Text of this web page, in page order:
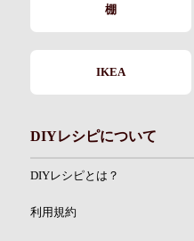
棚
IKEA
DIYレシピについて
DIYレシピとは？
利用規約